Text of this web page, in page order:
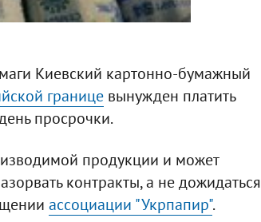
Киевский картонно-бумажный
границевынужден платить
просрочки.
продукции и может
контракты, а не дожидаться
ассоциации "Укрпапир".